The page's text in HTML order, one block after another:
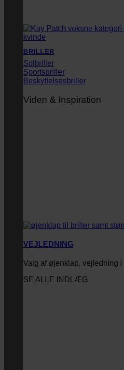
BRILLER
Solbriller
Sportsbriller
Beskyttelsesbriller
Viden & Inspiration
VEJLEDNING
Valg af øjenklap, vejledning
SE ALLE INDLÆG